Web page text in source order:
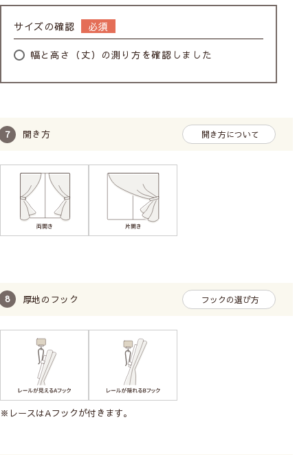
この試験で得られる「保温効果率」は、カーテンが室内
較の結果、「サンガード」は4.6℃温度低下を抑えてい
ことがわかります。
昼も夜も見えにくい遮像機能のついたミラーレース
カーテン！
見えにくいだけではなく、日中嬉しいUVカット、省
さらにはいざという時に心強い防炎機能もついてい
自宅の洗濯機で丸洗いできるので、長くお手軽にお
使いいただけます。
サイズの確認
幅と高さ（丈）の測り方を確認しました
開き方 開き方について
厚地のフック フックの選び方
※レースはAフックが付きます。